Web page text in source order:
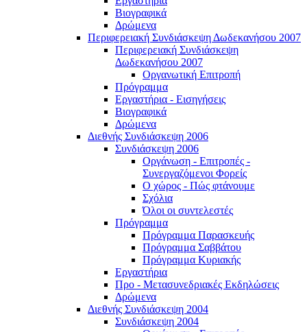
Βιογραφικά
Δρώμενα
Περιφερειακή Συνδιάσκεψη Δωδεκανήσου 2007
Περιφερειακή Συνδιάσκεψη
Δωδεκανήσου 2007
Οργανωτική Επιτροπή
Πρόγραμμα
Εργαστήρια - Εισηγήσεις
Βιογραφικά
Δρώμενα
Διεθνής Συνδιάσκεψη 2006
Συνδιάσκεψη 2006
Οργάνωση - Επιτροπές -
Συνεργαζόμενοι Φορείς
Ο χώρος - Πώς φτάνουμε
Σχόλια
Όλοι οι συντελεστές
Πρόγραμμα
Πρόγραμμα Παρασκευής
Πρόγραμμα Σαββάτου
Πρόγραμμα Κυριακής
Εργαστήρια
Προ - Μετασυνεδριακές Εκδηλώσεις
Δρώμενα
Διεθνής Συνδιάσκεψη 2004
Συνδιάσκεψη 2004